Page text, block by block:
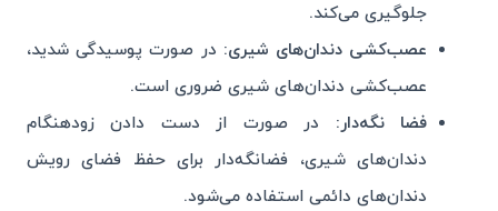
جلوگیری می‌کند.
عصب‌کشی دندان‌های شیری: در صورت پوسیدگی شدید،
عصب‌کشی دندان‌های شیری ضروری است.
فضا نگه‌دار: در صورت از دست دادن زودهنگام
دندان‌های شیری، فضانگه‌دار برای حفظ فضای رویش
دندان‌های دائمی استفاده می‌شود.